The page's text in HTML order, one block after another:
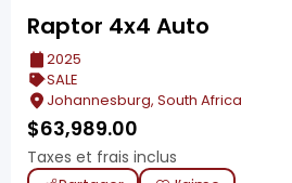
Raptor 4x4 Auto
2025
SALE
Johannesburg, South Africa
$63,989.00
Taxes et frais inclus